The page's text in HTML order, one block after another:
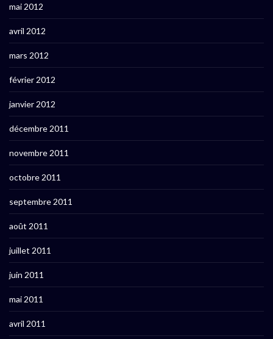
mai 2012
avril 2012
mars 2012
février 2012
janvier 2012
décembre 2011
novembre 2011
octobre 2011
septembre 2011
août 2011
juillet 2011
juin 2011
mai 2011
avril 2011